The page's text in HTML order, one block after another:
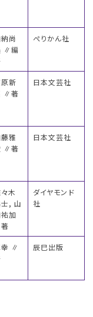
尚
∥編
ぺりかん社
新
∥著
日本文芸社
雅
∥著
日本文芸社
木
, 山
加
ダイヤモンド
社
幸 ∥
辰巳出版